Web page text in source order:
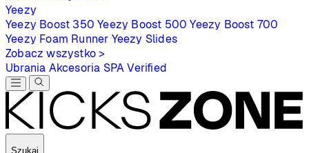
Yeezy
Yeezy Boost 350 Yeezy Boost 500 Yeezy Boost 700
Yeezy Foam Runner Yeezy Slides
Zobacz wszystko >
Ubrania Akcesoria SPAVerified
Szukaj